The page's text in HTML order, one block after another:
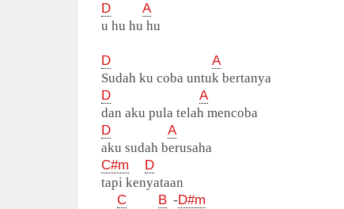
D
A
u hu hu hu
D
A
Sudah ku coba untuk bertanya
D
A
dan aku pula telah mencoba
D
A
aku sudah berusaha
C#m
D
tapi kenyataan
C
B -D#m